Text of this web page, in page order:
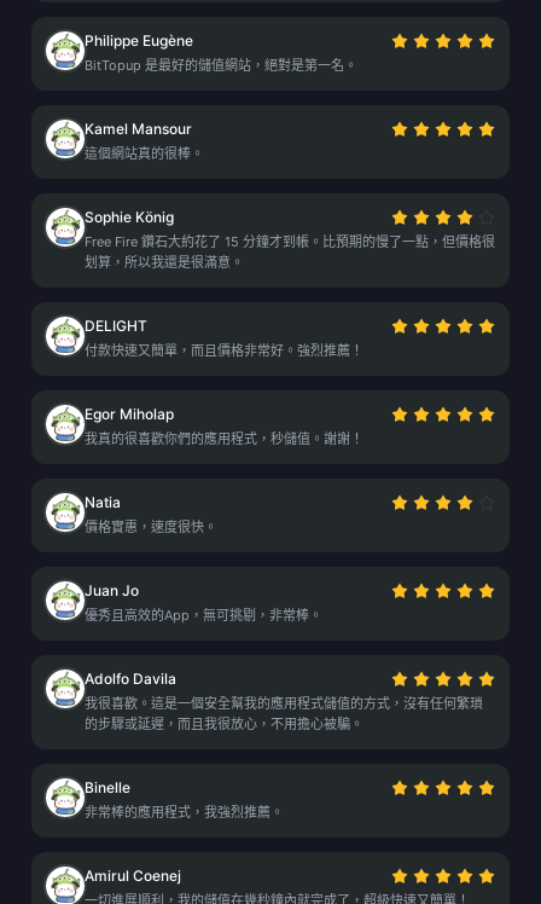
Philippe Eugène
BitTopup 是最好的儲值網站，絕對是第一名。
Kamel Mansour
這個網站真的很棒。
Sophie König
Free Fire 鑽石大約花了 15 分鐘才到帳。比預期的慢了一點，但價格很
划算，所以我還是很滿意。
DELIGHT
付款快速又簡單，而且價格非常好。強烈推薦！
Egor Miholap
我真的很喜歡你們的應用程式，秒儲值。謝謝！
Natia
價格實惠，速度很快。
Juan Jo
優秀且高效的App，無可挑剔，非常棒。
Adolfo Davila
我很喜歡。這是一個安全幫我的應用程式儲值的方式，沒有任何繁瑣
的步驟或延遲，而且我很放心，不用擔心被騙。
Binelle
非常棒的應用程式，我強烈推薦。
Amirul Coenej
一切進展順利，我的儲值在幾秒鐘內就完成了，超級快速又簡單！